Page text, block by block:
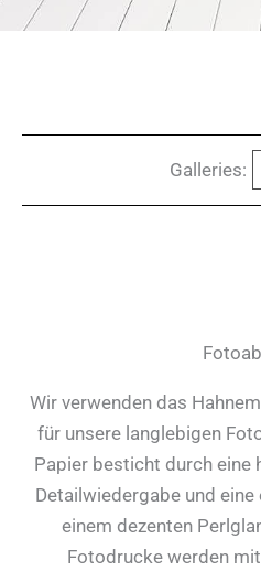
Galleries:
Wir verwenden das
für unsere langlebigen
Papier besticht durch eine
Detailwiedergabe und
einem dezenten
Fotodrucke werden